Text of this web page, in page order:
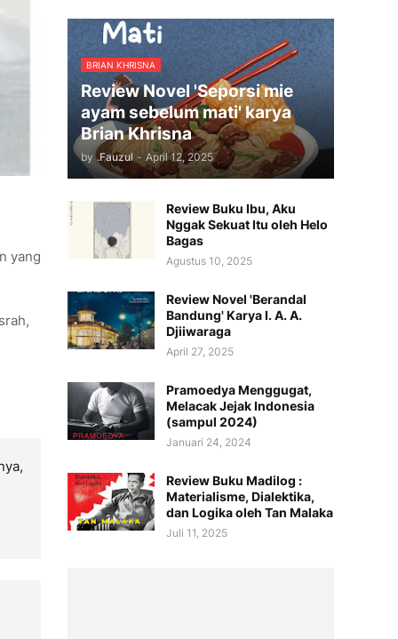
yang
BRIAN KHRISNA
Review Novel 'Seporsi mie
ayam sebelum mati' karya
Brian Khrisna
by .Fauzul - April 12, 2025
Review Buku Ibu, Aku
Nggak Sekuat Itu oleh Helo
Bagas
Agustus 10, 2025
Review Novel 'Berandal
Bandung' Karya I. A. A.
Djiiwaraga
April 27, 2025
Pramoedya Menggugat,
Melacak Jejak Indonesia
(sampul 2024)
Januari 24, 2024
Review Buku Madilog :
Materialisme, Dialektika,
dan Logika oleh Tan Malaka
Juli 11, 2025